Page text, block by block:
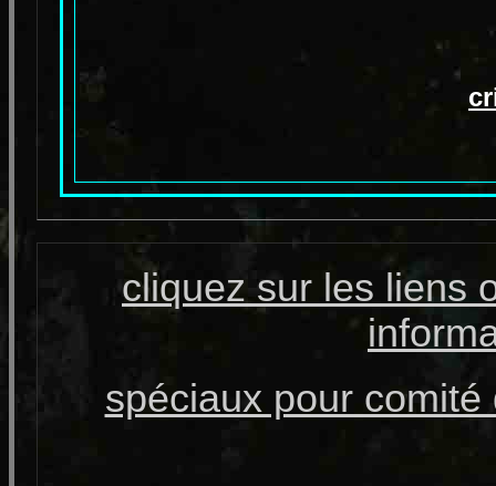
cliquez sur les liens
spéciaux pour